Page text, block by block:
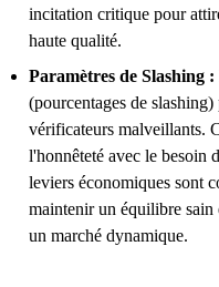
incitation critique pour
haute qualité.
Paramètres de Slashing :
(pourcentages de
vérificateurs malveillants.
l'honnêteté avec le besoin
leviers économiques sont
maintenir un équilibre
un marché dynamique.